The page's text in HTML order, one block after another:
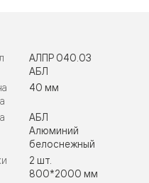
АЛПР 040.03
АБЛ
40 мм
АБЛ
Алюминий
белоснежный
2 шт.
800*2000 мм